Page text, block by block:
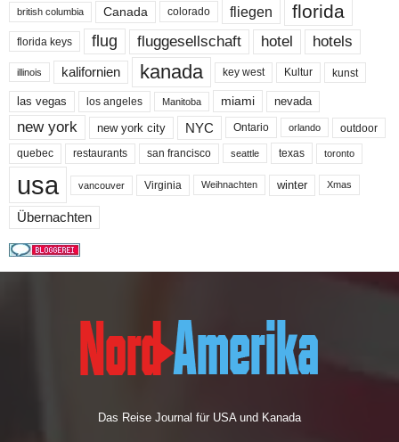
british columbia Canada colorado fliegen florida
florida keys flug fluggesellschaft hotel hotels
illinois kalifornien kanada key west Kultur kunst
las vegas los angeles Manitoba miami nevada
new york new york city NYC Ontario orlando outdoor
quebec restaurants san francisco seattle texas toronto
usa vancouver Virginia Weihnachten winter Xmas
Übernachten
Das Reise Journal für USA und Kanada